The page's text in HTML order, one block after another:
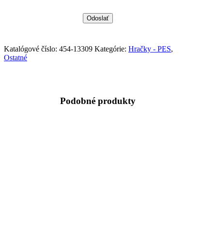
Katalógové číslo: 454-13309 Kategórie: Hračky - PES,
Ostatné
Podobné produkty